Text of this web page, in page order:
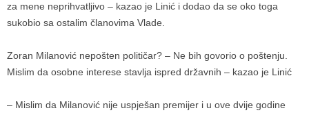
za mene neprihvatljivo – kazao je Linić i dodao da se oko toga
sukobio sa ostalim članovima Vlade.
Zoran Milanović nepošten političar? – Ne bih govorio o poštenju.
Mislim da osobne interese stavlja ispred državnih – kazao je Linić
– Mislim da Milanović nije uspješan premijer i u ove dvije godine